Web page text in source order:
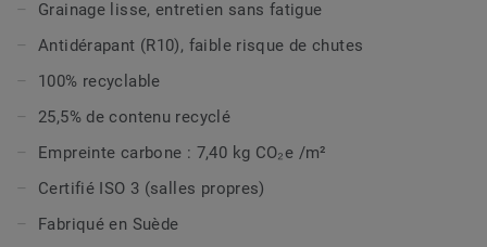
Grainage lisse, entretien sans fatigue
Antidérapant (R10), faible risque de chutes
100% recyclable
25,5% de contenu recyclé
Empreinte carbone : 7,40 kg CO₂e /m²
Certifié ISO 3 (salles propres)
Fabriqué en Suède